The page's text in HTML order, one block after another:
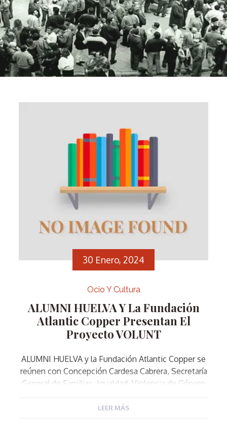
30 Enero, 2024
Ocio Y Cultura
ALUMNI HUELVA Y La Fundación
Atlantic Copper Presentan El
Proyecto VOLUNT
ALUMNI HUELVA y la Fundación Atlantic Copper se
reúnen con Concepción Cardesa Cabrera, Secretaría
General de Familias, Igualdad, Violencia de Género
VOLUNTAPP, una aplicación para la interrelación de
LEER MÁS